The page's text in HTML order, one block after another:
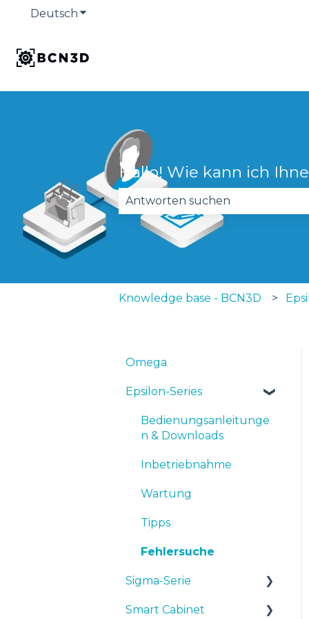
Deutsch Untermenü für Übersetzungen anzeigen
Hallo! Wie kann ich
Es gibt keine Vorschläge, da
Knowledge base - BCN3D
Omega
Epsilon-Series
Bedienungsanleitunge
n & Downloads
Inbetriebnahme
Wartung
Tipps
Fehlersuche
Sigma-Serie
Bedienungsanleitunge
Smart Cabinet